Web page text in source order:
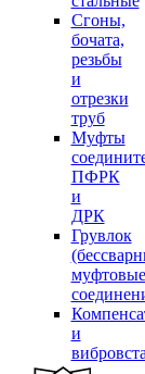
Сгоны,
бочата,
резьбы
и
отрезки
труб
Муфты
ПФРК
и
ДРК
Грувлок
муфтовые
и